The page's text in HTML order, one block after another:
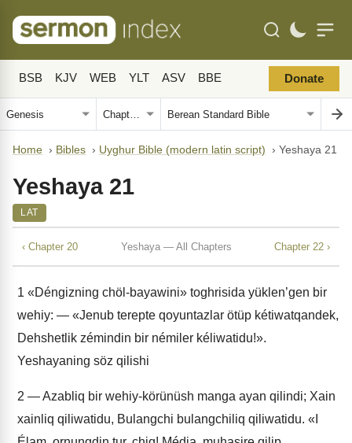
BSB KJV WEB YLT ASV BBE Donate
Home › Bibles › Uyghur Bible (modern latin script) › Yeshaya 21
Yeshaya 21
LAT
‹ Chapter 20 Yeshaya — All Chapters Chapter 22 ›
1 «Déngizning chöl-bayawini» toghrisida yüklen’gen bir
wehiy: — «Jenub terepte qoyuntazlar ötüp kétiwatqandek,
Dehshetlik zémindin bir némiler kéliwatidu!».
Yeshayaning söz qilishi
2 — Azabliq bir wehiy-körünüsh manga ayan qilindi; Xain
xainliq qiliwatidu, Bulangchi bulangchiliq qiliwatidu. «I